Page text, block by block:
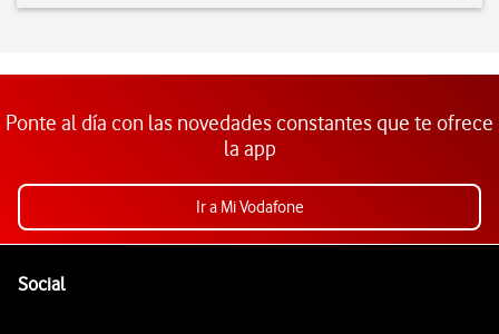
Ponte al día con las novedades constantes que te ofrece
la app
Ir a Mi Vodafone
SocialEnlaces a las redes sociales de Vodafone